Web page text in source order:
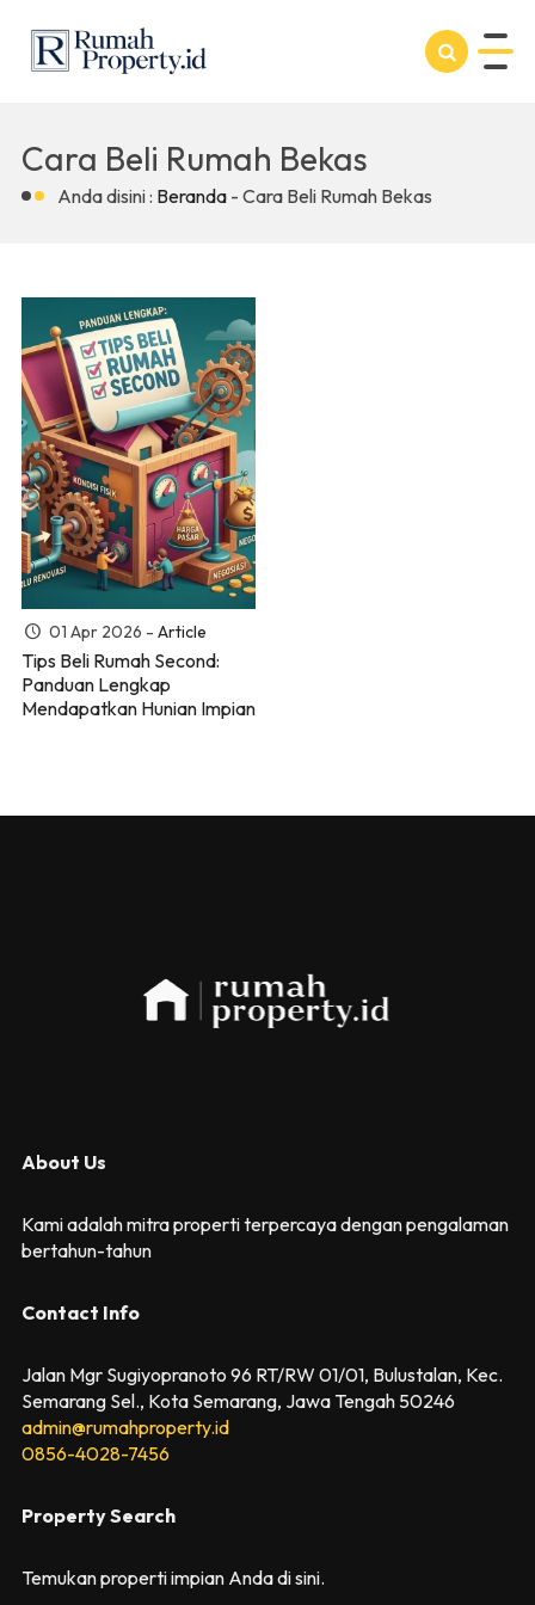
Cara Beli Rumah Bekas
Anda disini : Beranda - Cara Beli Rumah Bekas
01 Apr 2026 - Article
Tips Beli Rumah Second:
Panduan Lengkap
Mendapatkan Hunian Impian
About Us
Kami adalah mitra properti terpercaya dengan pengalaman
bertahun-tahun
Contact Info
Jalan Mgr Sugiyopranoto 96 RT/RW 01/01, Bulustalan, Kec.
Semarang Sel., Kota Semarang, Jawa Tengah 50246
admin@rumahproperty.id
0856-4028-7456
Property Search
Temukan properti impian Anda di sini.